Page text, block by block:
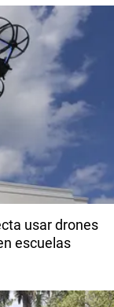
usar drones
escuelas